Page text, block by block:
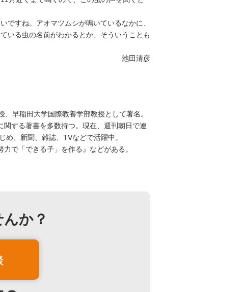
すね。アオマツムシが鳴いているなかに、
いる虫の名前がわかるとか、そういうことも
池田清彦
早稲田大学国際教養学部教授として著名。
する著書を多数持つ。現在、週刊朝日で連
、新聞、雑誌、TVなどで活躍中。
で「できる子」を作る』などがある。
か？